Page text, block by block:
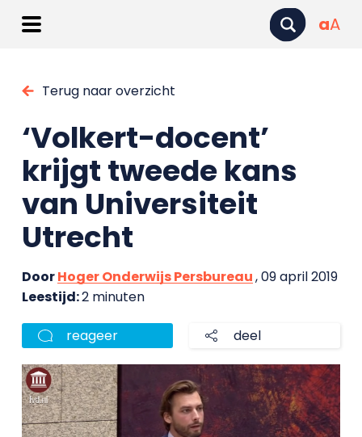
aA
Terug naar overzicht
‘Volkert-docent’
krijgt tweede kans
van Universiteit
Utrecht
DoorHoger Onderwijs Persbureau, 09 april 2019
Leestijd:2 minuten
reageer deel